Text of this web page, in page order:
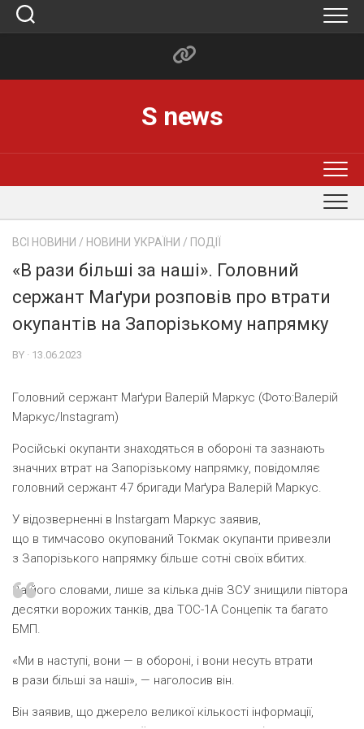
Skip
S news
ВСІ НОВИНИ / НОВИНИ УКРАЇНИ / ПОДІЇ
«В рази більші за наші». Головний
сержант Маґури розповів про втрати
окупантів на Запорізькому напрямку
BY · 13.06.2023
Головний сержант Маґури Валерій Маркус (Фото:Валерій
Маркус/Instagram)
Російські окупанти знаходяться в обороні та зазнають
значних втрат на Запорізькому напрямку, повідомляє
головний сержант 47 бригади Маґура Валерій Маркус.
У відозверненні в Instargam Маркус заявив,
що в тимчасово окупований Токмак окупанти привезли
з Запорізького напрямку більше сотні своїх вбитих.
За його словами, лише за кілька днів ЗСУ знищили півтора
десятки ворожих танків, два ТОС-1А Сонцепік та багато
БМП.
«Ми в наступі, вони — в обороні, і вони несуть втрати
в рази більші за наші», — наголосив він.
Він заявив, що джерело великої кількості інформації,